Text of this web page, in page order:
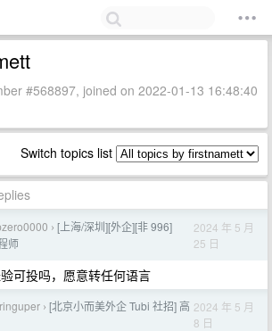
#568897, joined on 2022-01-13 16:48:40
Switch topics list
› [上海/深圳][外企][非 996]
师
2024 年 5 月
25 日
可投吗，愿意转任何语言
› [北京小而美外企 Tubi 社招] 高 2024 年 5 月
8 日